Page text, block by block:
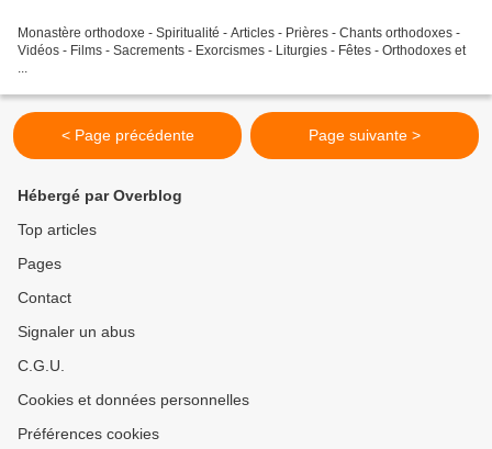
Monastère orthodoxe - Spiritualité - Articles - Prières - Chants orthodoxes -
Vidéos - Films - Sacrements - Exorcismes - Liturgies - Fêtes - Orthodoxes et
< Page précédente Page suivante >
Hébergé par Overblog
Top articles
Pages
Contact
Signaler un abus
C.G.U.
Cookies et données personnelles
Préférences cookies